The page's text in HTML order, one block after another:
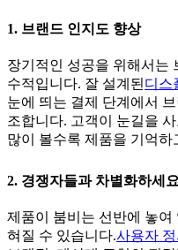
1. 브랜드 인지도 향상
장기적인 성공을 위해서는
수적입니다. 잘 설계된 디스
눈에 띄는 결제 단계에서
조합니다. 고객이 눈길을
많이 볼수록 제품을 기억
2. 경쟁자들과 차별화하세요
제품이 붐비는 선반에 놓여
혀질 수 있습니다.사용자 정